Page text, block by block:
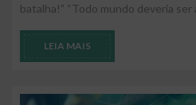
batalha!” “Todo mundo deveria ser
LEIA MAIS